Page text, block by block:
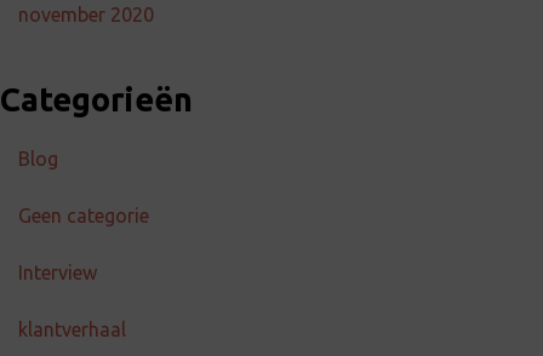
november 2020
Categorieën
Blog
Geen categorie
Interview
klantverhaal